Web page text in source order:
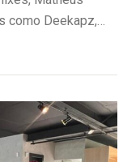
como Deekapz,